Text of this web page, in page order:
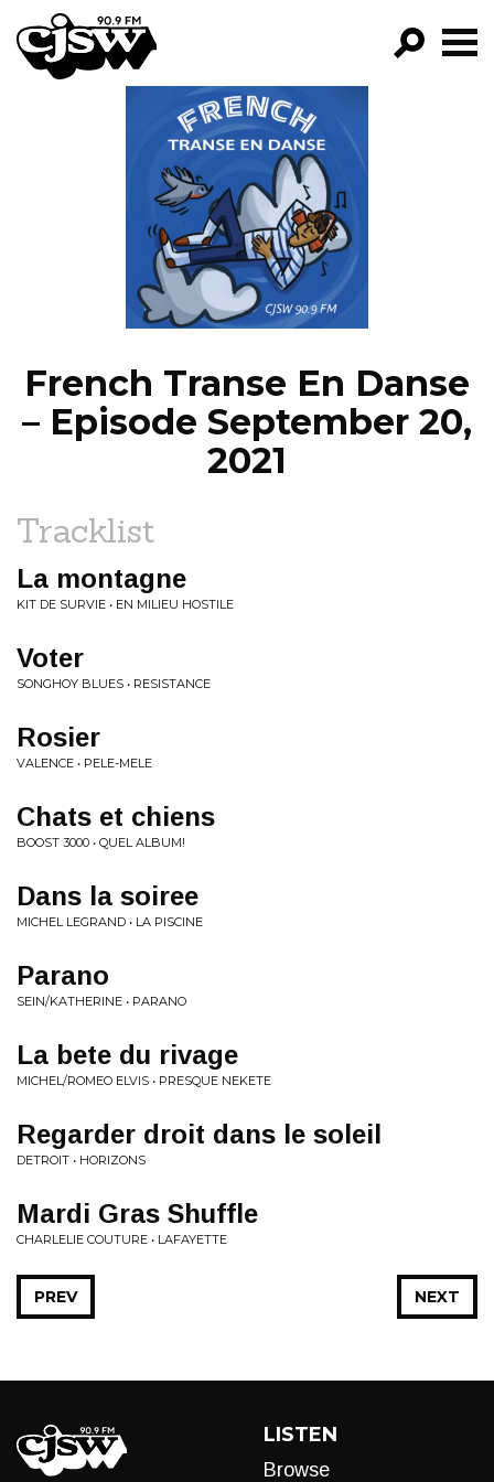
CJSW
PROGRAMS
EPISODES
NEWS
French Transe En Danse
– Episode September 20,
2021
Tracklist
La montagne
KIT DE SURVIE • EN MILIEU HOSTILE
Voter
SONGHOY BLUES • RESISTANCE
Rosier
VALENCE • PELE-MELE
Chats et chiens
BOOST 3000 • QUEL ALBUM!
Dans la soiree
MICHEL LEGRAND • LA PISCINE
Parano
SEIN/KATHERINE • PARANO
La bete du rivage
MICHEL/ROMEO ELVIS • PRESQUE NEKETE
Regarder droit dans le soleil
DETROIT • HORIZONS
Mardi Gras Shuffle
CHARLELIE COUTURE • LAFAYETTE
NEXT
PREV
LISTEN
Browse